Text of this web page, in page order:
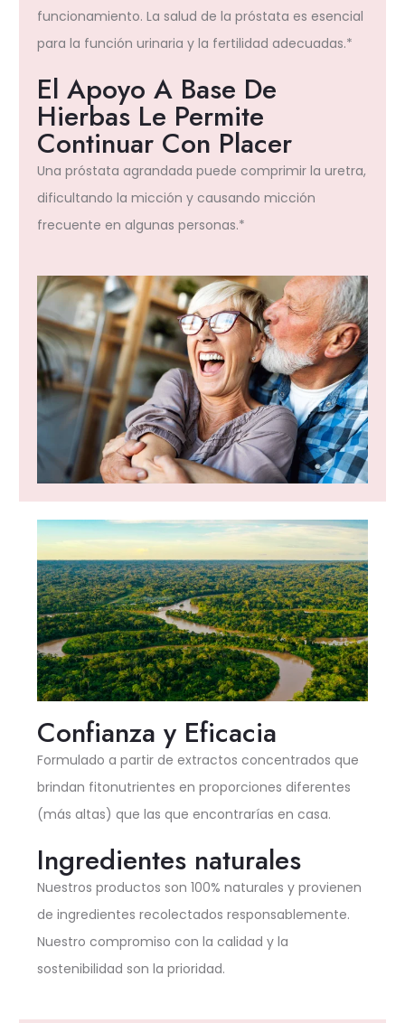
funcionamiento. La salud de la próstata es esencial
para la función urinaria y la fertilidad adecuadas.*
El Apoyo A Base De
Hierbas Le Permite
Continuar Con Placer
Una próstata agrandada puede comprimir la uretra,
dificultando la micción y causando micción
frecuente en algunas personas.*
Confianza y Eficacia
Formulado a partir de extractos concentrados que
brindan fitonutrientes en proporciones diferentes
(más altas) que las que encontrarías en casa.
Ingredientes naturales
Nuestros productos son 100% naturales y provienen
de ingredientes recolectados responsablemente.
Nuestro compromiso con la calidad y la
sostenibilidad son la prioridad.